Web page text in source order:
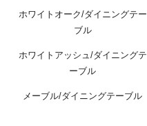
ホワイトオーク/ダイニングテー
ブル
ホワイトアッシュ/ダイニングテ
ーブル
メーブル/ダイニングテーブル